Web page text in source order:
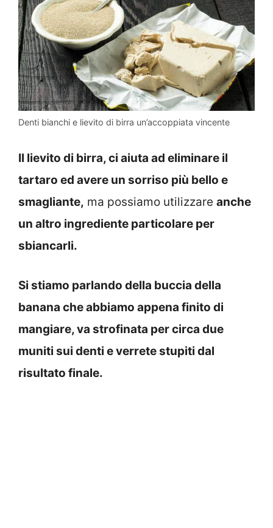
Denti bianchi e lievito di birra un’accoppiata vincente
Il lievito di birra, ci aiuta ad eliminare il
tartaro ed avere un sorriso più bello e
smagliante, ma possiamo utilizzare anche
un altro ingrediente particolare per
sbiancarli.
Si stiamo parlando della buccia della
banana che abbiamo appena finito di
mangiare, va strofinata per circa due
muniti sui denti e verrete stupiti dal
risultato finale.